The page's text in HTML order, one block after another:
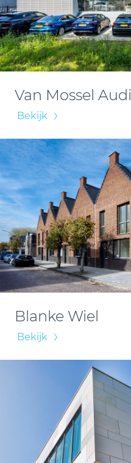
Van Mossel Audi
Bekijk
Blanke Wiel
Bekijk